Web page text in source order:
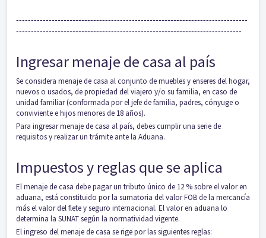
------------------------------------------------------------------------------
----------------------------------------------------------------------------
Ingresar menaje de casa al país
Se considera menaje de casa al conjunto de muebles y enseres del hogar,
nuevos o usados, de propiedad del viajero y/o su familia, en caso de
unidad familiar (conformada por el jefe de familia, padres, cónyuge o
conviviente e hijos menores de 18 años).
Para ingresar menaje de casa al país, debes cumplir una serie de
requisitos y realizar un trámite ante la Aduana.
Impuestos y reglas que se aplica
El menaje de casa debe pagar un tributo único de 12 % sobre el valor en
aduana, está constituido por la sumatoria del valor FOB de la mercancía
más el valor del flete y seguro internacional. El valor en aduana lo
determina la SUNAT según la normatividad vigente.
El ingreso del menaje de casa se rige por las siguientes reglas: